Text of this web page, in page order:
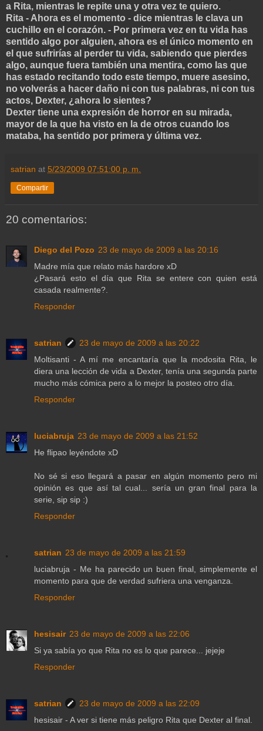
a Rita, mientras le repite una y otra vez te quiero.
Rita - Ahora es el momento - dice mientras le clava un
cuchillo en el corazón. - Por primera vez en tu vida has
sentido algo por alguien, ahora es el único momento en
el que sufrirías al perder tu vida, sabiendo que pierdes
algo, aunque fuera también una mentira, como las que
has estado recitando todo este tiempo, muere asesino,
no volverás a hacer daño ni con tus palabras, ni con tus
actos, Dexter, ¿ahora lo sientes?
Dexter tiene una expresión de horror en su mirada,
mayor de la que ha visto en la de otros cuando los
mataba, ha sentido por primera y última vez.
satrian at 5/23/2009 07:51:00 p. m.
Compartir
20 comentarios:
Diego del Pozo 23 de mayo de 2009 a las 20:16
Madre mía que relato más hardore xD
¿Pasará esto el día que Rita se entere con quien está
casada realmente?.
Responder
satrian
23 de mayo de 2009 a las 20:22
Moltisanti - A mí me encantaría que la modosita Rita, le
diera una lección de vida a Dexter, tenía una segunda parte
mucho más cómica pero a lo mejor la posteo otro día.
Responder
luciabruja 23 de mayo de 2009 a las 21:52
He flipao leyéndote xD
No sé si eso llegará a pasar en algún momento pero mi
opinión es que así tal cual... sería un gran final para la
serie, sip sip :)
Responder
satrian 23 de mayo de 2009 a las 21:59
luciabruja - Me ha parecido un buen final, simplemente el
momento para que de verdad sufriera una venganza.
Responder
hesisair 23 de mayo de 2009 a las 22:06
Si ya sabía yo que Rita no es lo que parece... jejeje
Responder
satrian
23 de mayo de 2009 a las 22:09
hesisair - A ver si tiene más peligro Rita que Dexter al final.